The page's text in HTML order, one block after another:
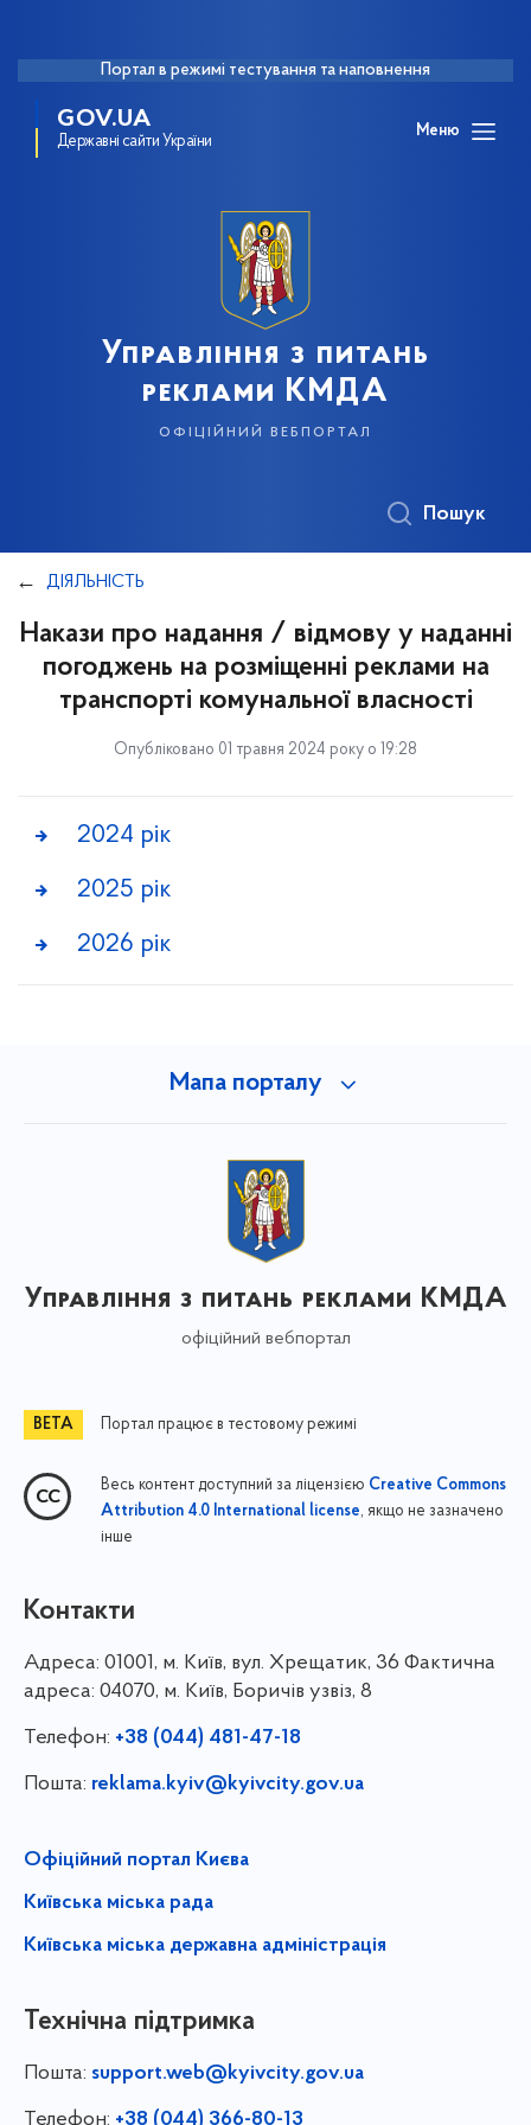
Портал в режимі тестування та наповнення
GOV.UA
Державні сайти України
Меню
Управління з питань
реклами КМДА
офіційний вебпортал
Пошук
ДІЯЛЬНІСТЬ
Накази про надання / відмову у наданні
погоджень на розміщенні реклами на
транспорті комунальної власності
Опубліковано 01 травня 2024 року о 19:28
2024 рік
2025 рік
2026 рік
Мапа порталу
Управління з питань реклами КМДА
офіційний вебпортал
Портал працює в тестовому режимі
Весь контент доступний за ліцензією Creative Commons
Attribution 4.0 International license, якщо не зазначено
інше
Контакти
Адреса: 01001, м. Київ, вул. Хрещатик, 36 Фактична
адреса: 04070, м. Київ, Боричів узвіз, 8
Телефон: +38 (044) 481-47-18
Пошта: reklama.kyiv@kyivcity.gov.ua
Офіційний портал Києва
Київська міська рада
Київська міська державна адміністрація
Технічна підтримка
Пошта: support.web@kyivcity.gov.ua
Телефон: +38 (044) 366-80-13